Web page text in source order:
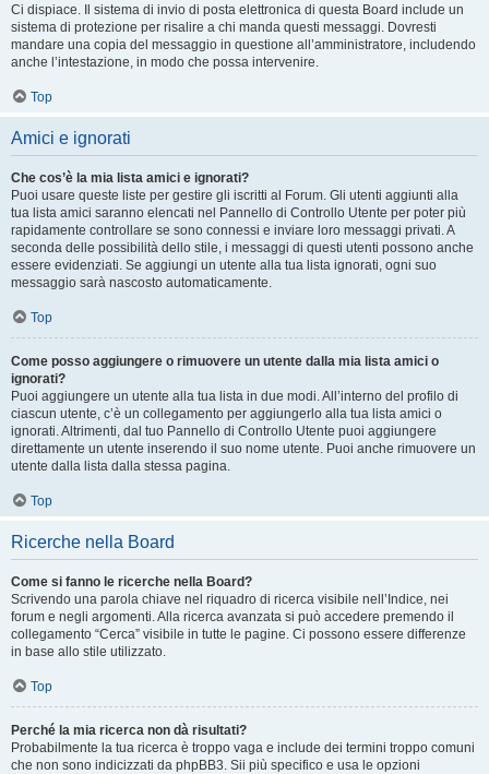
Ci dispiace. Il sistema di invio di posta elettronica di questa Board include un
sistema di protezione per risalire a chi manda questi messaggi. Dovresti
mandare una copia del messaggio in questione all’amministratore, includendo
anche l’intestazione, in modo che possa intervenire.
Top
Amici e ignorati
Che cos’è la mia lista amici e ignorati?
Puoi usare queste liste per gestire gli iscritti al Forum. Gli utenti aggiunti alla
tua lista amici saranno elencati nel Pannello di Controllo Utente per poter più
rapidamente controllare se sono connessi e inviare loro messaggi privati. A
seconda delle possibilità dello stile, i messaggi di questi utenti possono anche
essere evidenziati. Se aggiungi un utente alla tua lista ignorati, ogni suo
messaggio sarà nascosto automaticamente.
Top
Come posso aggiungere o rimuovere un utente dalla mia lista amici o
ignorati?
Puoi aggiungere un utente alla tua lista in due modi. All’interno del profilo di
ciascun utente, c’è un collegamento per aggiungerlo alla tua lista amici o
ignorati. Altrimenti, dal tuo Pannello di Controllo Utente puoi aggiungere
direttamente un utente inserendo il suo nome utente. Puoi anche rimuovere un
utente dalla lista dalla stessa pagina.
Top
Ricerche nella Board
Come si fanno le ricerche nella Board?
Scrivendo una parola chiave nel riquadro di ricerca visibile nell’Indice, nei
forum e negli argomenti. Alla ricerca avanzata si può accedere premendo il
collegamento “Cerca” visibile in tutte le pagine. Ci possono essere differenze
in base allo stile utilizzato.
Top
Perché la mia ricerca non dà risultati?
Probabilmente la tua ricerca è troppo vaga e include dei termini troppo comuni
che non sono indicizzati da phpBB3. Sii più specifico e usa le opzioni